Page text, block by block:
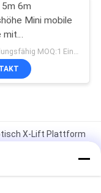
6m
Mini mobile
mit
Verhandlungsfähig MOQ:1 Einheit
X-Lift Plattform
mit motorisiertem